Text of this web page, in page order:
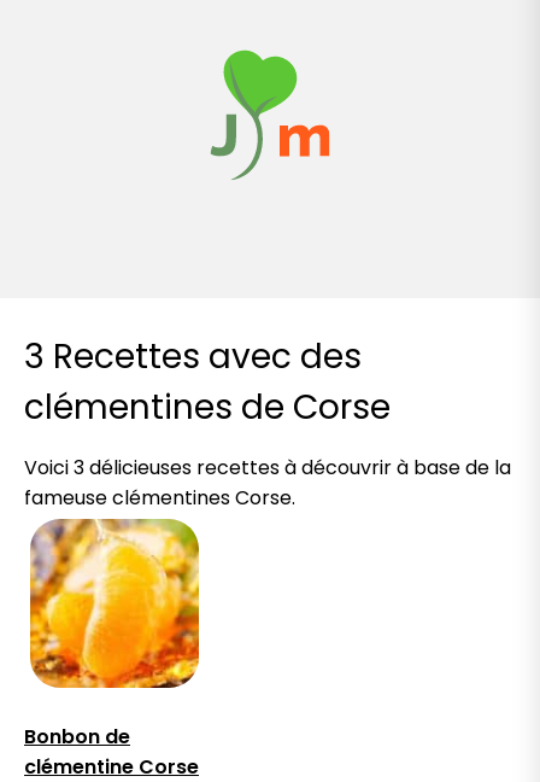
3 Recettes avec des
clémentines de Corse
Voici 3 délicieuses recettes à découvrir à base de la
fameuse clémentines Corse.
Bonbon de
clémentine Corse